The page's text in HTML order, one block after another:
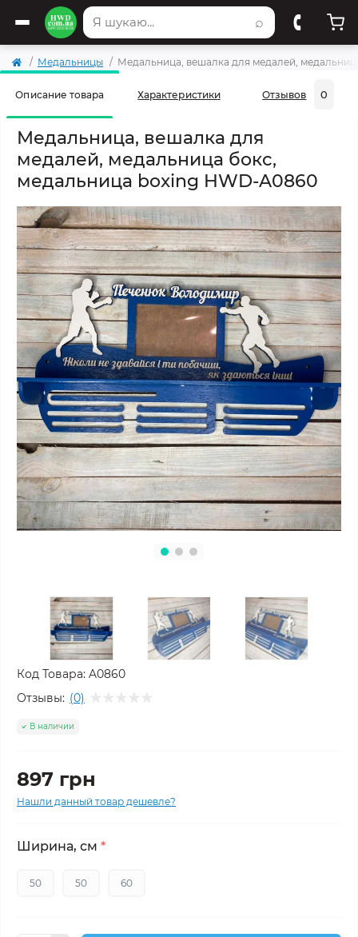
⌕
Медальницы Медальница, вешалка для медалей,
Описание товара Характеристики Отзывов 0
Медальница, вешалка для
медалей, медальница бокс,
медальница boxing HWD-A0860
Код Товара: A0860
Отзывы: (0)
В наличии
897 грн
Нашли данный товар дешевле?
Ширина, см *
50 50 60